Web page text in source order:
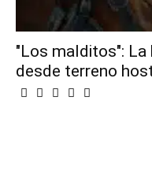
"Los malditos": La
desde terreno